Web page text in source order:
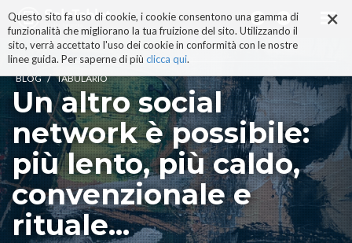
×
Questo sito fa uso di cookie, i cookie consentono una gamma di
funzionalità che migliorano la tua fruizione del sito. Utilizzando il
sito, verrà accettato l'uso dei cookie in conformità con le nostre
linee guida. Per saperne di più clicca qui.
ai
contenuti.
|
alla
navigazione
BLOG / TABULARIO
Un altro social
network è possibile:
più lento, più caldo,
convenzionale e
rituale...